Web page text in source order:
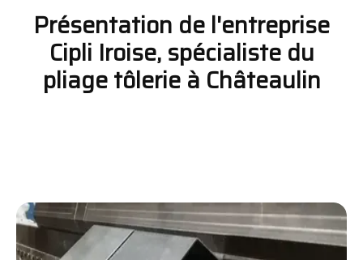
Présentation de l'entreprise
Cipli Iroise, spécialiste du
pliage tôlerie à Châteaulin